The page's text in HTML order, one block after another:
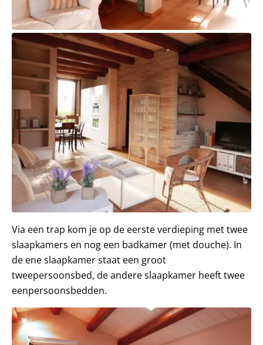
Via een trap kom je op de eerste verdieping met twee
slaapkamers en nog een badkamer (met douche). In
de ene slaapkamer staat een groot
tweepersoonsbed, de andere slaapkamer heeft twee
eenpersoonsbedden.